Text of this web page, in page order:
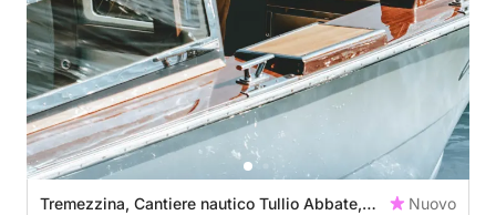
Tremezzina, Cantiere nautico Tullio Abbate,
Nuovo